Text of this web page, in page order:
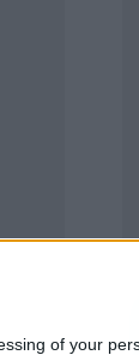
of your